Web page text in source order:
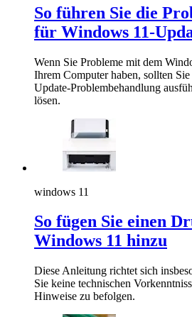
So führen Sie die
für Windows 11-
Wenn Sie Probleme mit dem
Ihrem Computer haben, sollten
Update-Problembehandlung
lösen.
windows 11
So fügen Sie einen
Windows 11 hinzu
Diese Anleitung richtet sich
Sie keine technischen
Hinweise zu befolgen.